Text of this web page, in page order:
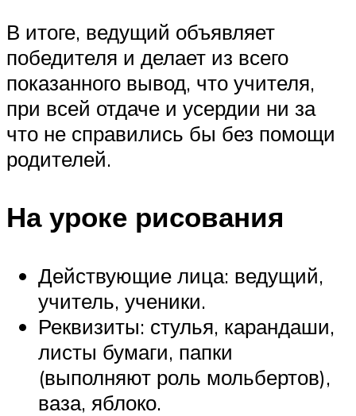
В итоге, ведущий объявляет
победителя и делает из всего
показанного вывод, что учителя,
при всей отдаче и усердии ни за
что не справились бы без помощи
родителей.
На уроке рисования
Действующие лица: ведущий,
учитель, ученики.
Реквизиты: стулья, карандаши,
листы бумаги, папки
(выполняют роль мольбертов),
ваза, яблоко.